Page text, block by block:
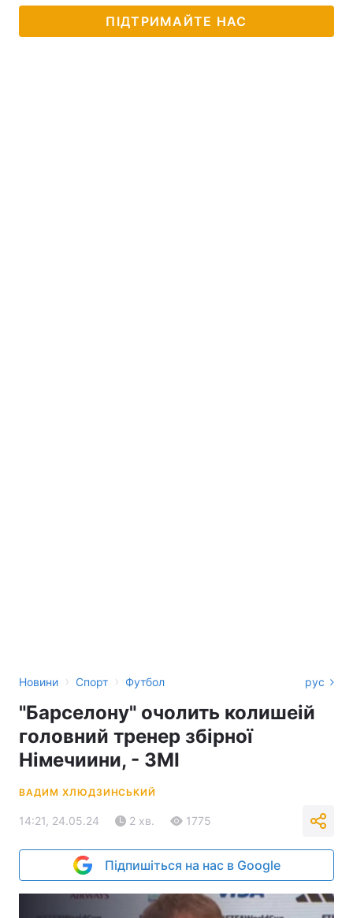
ПІДТРИМАЙТЕ НАС
Новини › Спорт › Футбол рус
"Барселону" очолить колишеій
головний тренер збірної
Німечиини, - ЗМІ
ВАДИМ ХЛЮДЗИНСЬКИЙ
14:21, 24.05.24 2 хв. 1775
Підпишіться на нас в Google